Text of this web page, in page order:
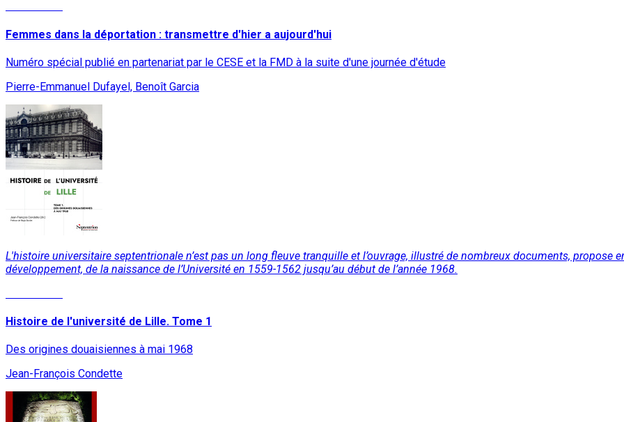
Femmes dans la déportation : transmettre d'hier a aujourd'hui
Numéro spécial publié en partenariat par le CESE et la FMD à la suite d'une journée d'étude
Pierre-Emmanuel Dufayel, Benoît Garcia
L'histoire universitaire septentrionale n’est pas un long fleuve tranquille et l’ouvrage, illustré de nombreux documents, propose
développement, de la naissance de l’Université en 1559-1562 jusqu’au début de l’année 1968.
Histoire de l'université de Lille. Tome 1
Des origines douaisiennes à mai 1968
Jean-François Condette